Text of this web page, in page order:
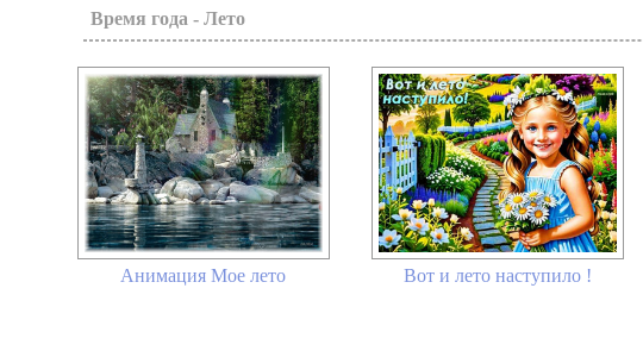
Время года - Лето
Анимация Мое лето Вот и лето наступило !